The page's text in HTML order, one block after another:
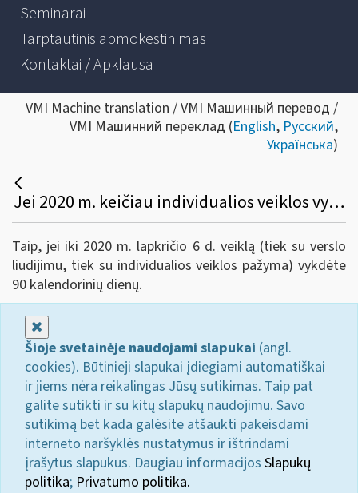
Seminarai
Tarptautinis apmokestinimas
Kontaktai / Apklausa
VMI Machine translation / VMI Машинный перевод /
VMI Машинний переклад (English, Русский,
Українська)
Jei 2020 m. keičiau individualios veiklos vykdymo formą, iš veiklos su verslo liudijimu į veiklą pagal individualios veiklos pažymą, ir mano verslo liudijimas galiojo 43 d., o veiklą su pažyma vykdžiau 51 d. Ar vis tiek galėsiu gauti subsidiją, nes bendra veiklos trukmė yra daugiau nei 90 d.?
Taip, jei iki 2020 m. lapkričio 6 d. veiklą (tiek su verslo
liudijimu, tiek su individualios veiklos pažyma) vykdėte
90 kalendorinių dienų.
Šioje svetainėje naudojami slapukai (angl.
cookies). Būtinieji slapukai įdiegiami automatiškai
ir jiems nėra reikalingas Jūsų sutikimas. Taip pat
galite sutikti ir su kitų slapukų naudojimu. Savo
sutikimą bet kada galėsite atšaukti pakeisdami
interneto naršyklės nustatymus ir ištrindami
įrašytus slapukus. Daugiau informacijos Slapukų
politika; Privatumo politika.